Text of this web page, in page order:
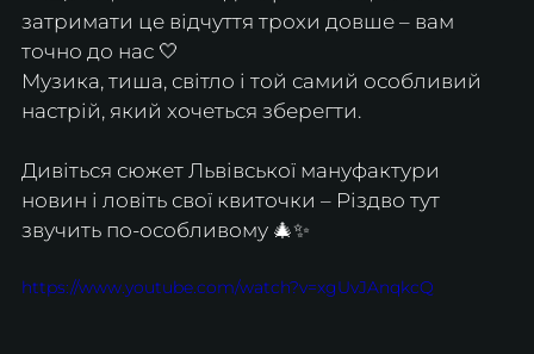
затримати це відчуття трохи довше – вам
точно до нас 🤍
Музика, тиша, світло і той самий особливий
настрій, який хочеться зберегти.
Дивіться сюжет Львівської мануфактури
новин і ловіть свої квиточки – Різдво тут
звучить по-особливому 🎄✨
https://www.youtube.com/watch?v=xgUvJAnqkcQ